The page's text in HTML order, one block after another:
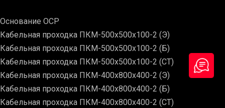
Основание ОСР
Кабельная проходка ПКМ-500х500х100-2 (Э)
Кабельная проходка ПКМ-500х500х100-2 (Б)
Кабельная проходка ПКМ-500х500х100-2 (СТ)
Кабельная проходка ПКМ-400х800х400-2 (Э)
Кабельная проходка ПКМ-400х800х400-2 (Б)
Кабельная проходка ПКМ-400х800х400-2 (СТ)